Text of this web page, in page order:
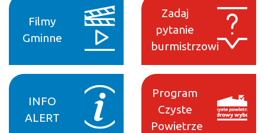
Filmy
Gminne
INFO
ALERT
Zadaj
pytanie
burmistrzowi
Program
Czyste
Powietrze